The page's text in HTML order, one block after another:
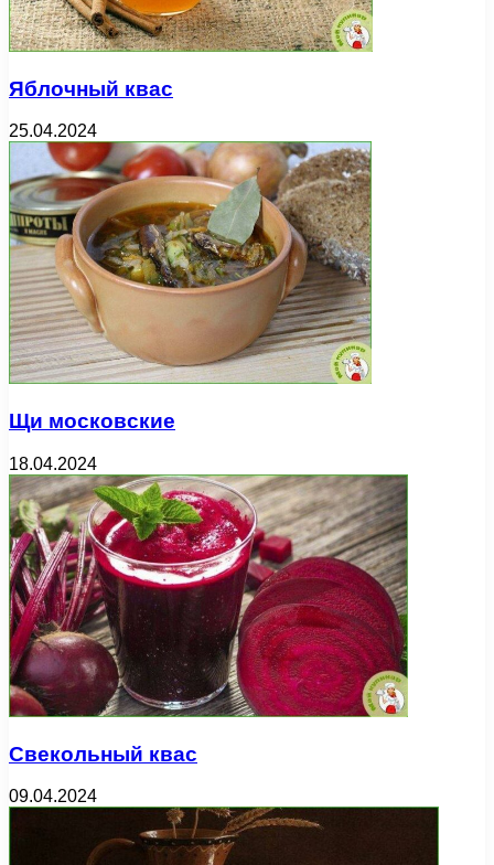
Яблочный квас
25.04.2024
Щи московские
18.04.2024
Свекольный квас
09.04.2024